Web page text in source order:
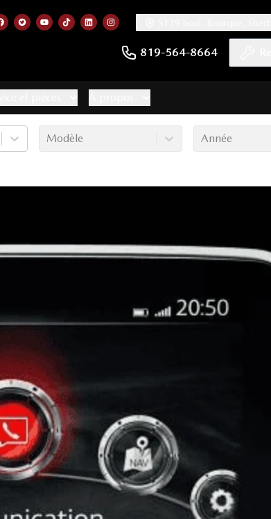
819-564-8664
vers notre page facebook
Lien vers notre compte Twitter
Lien vers notre chaîne YouTube
Lien vers notre compte Tiktok
Lien vers notre compte LinkedIn
Lien vers notre compte Instagram
Modèle Année